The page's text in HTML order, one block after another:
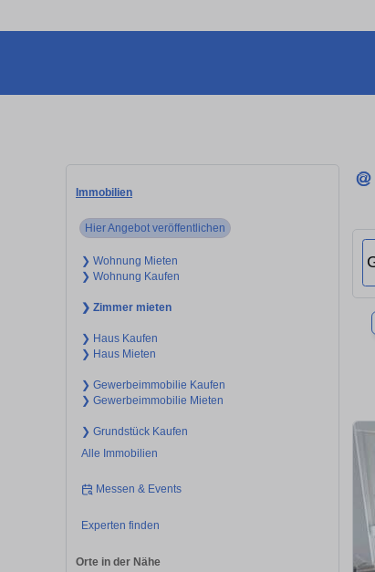
Immobilien
Hier Angebot veröffentlichen
❯ Wohnung Mieten
❯ Wohnung Kaufen
❯ Zimmer mieten
❯ Haus Kaufen
❯ Haus Mieten
❯ Gewerbeimmobilie Kaufen
❯ Gewerbeimmobilie Mieten
❯ Grundstück Kaufen
Alle Immobilien
Messen & Events
Experten finden
Orte in der Nähe